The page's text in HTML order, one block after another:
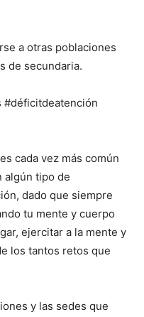
a otras poblaciones
de secundaria.
#déficitdeatención
cada vez más común
algún tipo de
dado que siempre
tu mente y cuerpo
ejercitar a la mente y
los tantos retos que
y las sedes que